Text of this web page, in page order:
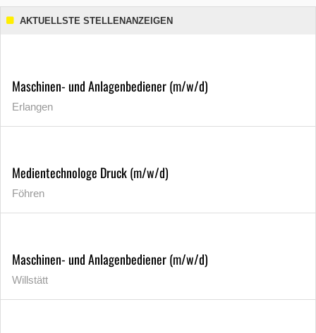
AKTUELLSTE STELLENANZEIGEN
Maschinen- und Anlagenbediener (m/w/d)
Erlangen
Medientechnologe Druck (m/w/d)
Föhren
Maschinen- und Anlagenbediener (m/w/d)
Willstätt